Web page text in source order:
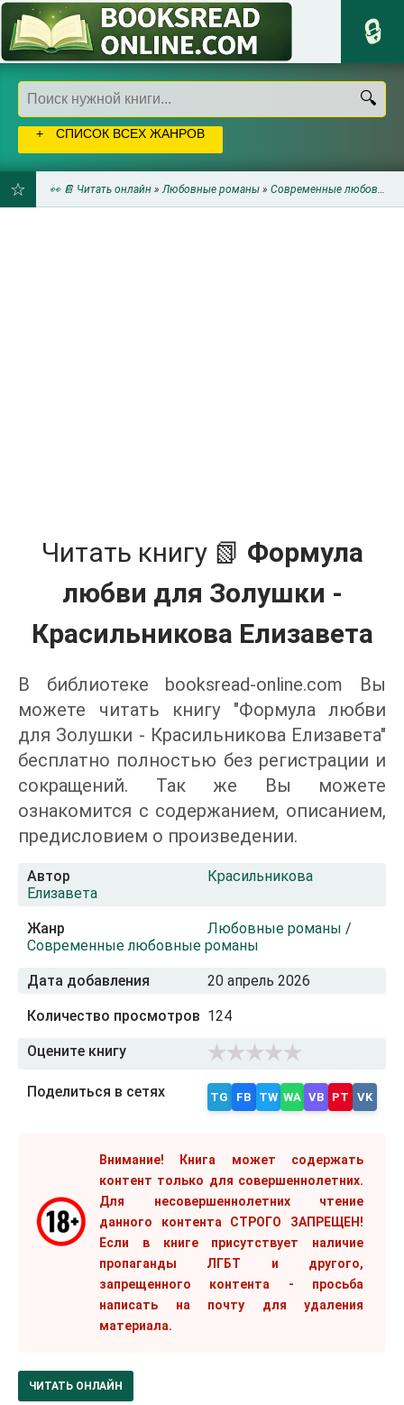
СПИСОК ВСЕХ ЖАНРОВ
👀 📔 Читать онлайн »Любовные романы » Современные любовные романы
Читать книгу 📗 Формула
любви для Золушки -
Красильникова Елизавета
В библиотеке booksread-online.com Вы
можете читать книгу "Формула любви
для Золушки - Красильникова Елизавета"
бесплатно полностью без регистрации и
сокращений. Так же Вы можете
ознакомится с содержанием, описанием,
предисловием о произведении.
Автор
Красильникова
Елизавета
Жанр Любовные романы /
Современные любовные романы
Дата добавления 20 апрель 2026
Количество просмотров 124
Оцените книгу
Поделиться в сетях TG FB TW WA VB PT VK
Внимание! Книга может содержать
контент только для совершеннолетних.
Для несовершеннолетних чтение
данного контента СТРОГО ЗАПРЕЩЕН!
Если в книге присутствует наличие
пропаганды ЛГБТ и другого,
запрещенного контента - просьба
написать на почту для удаления
материала.
ЧИТАТЬ ОНЛАЙН